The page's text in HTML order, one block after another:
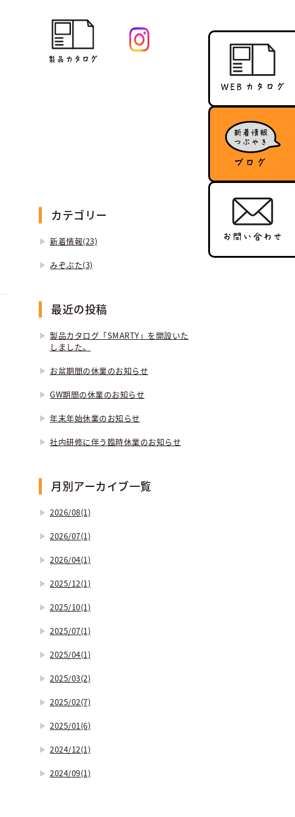
カテゴリー
新着情報(23)
みぞぶた(3)
最近の投稿
製品カタログ「SMARTY」を開設いた
しました。
お盆期間の休業のお知らせ
GW期間の休業のお知らせ
年末年始休業のお知らせ
社内研修に伴う臨時休業のお知らせ
月別アーカイブ一覧
2026/08(1)
2026/07(1)
2026/04(1)
2025/12(1)
2025/10(1)
2025/07(1)
2025/04(1)
2025/03(2)
2025/02(7)
2025/01(6)
2024/12(1)
2024/09(1)